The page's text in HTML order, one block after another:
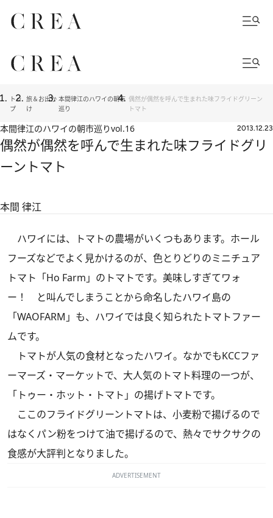
トッ
プ
旅＆お出か
け
本間律江のハワイの朝市
巡り
偶然が偶然を呼んで生まれた味フライドグリーン
トマト
本間律江のハワイの朝市巡りvol.16 2013.12.23
偶然が偶然を呼んで生まれた味フライドグリ
ーントマト
本間 律江
ハワイには、トマトの農場がいくつもあります。ホール
フーズなどでよく見かけるのが、色とりどりのミニチュア
トマト「Ho Farm」のトマトです。美味しすぎてワォ
ー！ と叫んでしまうことから命名したハワイ島の
「WAOFARM」も、ハワイでは良く知られたトマトファー
ムです。
トマトが人気の食材となったハワイ。なかでもKCCファ
ーマーズ・マーケットで、大人気のトマト料理の一つが、
「トゥー・ホット・トマト」の揚げトマトです。
ここのフライドグリーントマトは、小麦粉で揚げるので
はなくパン粉をつけて油で揚げるので、熱々でサクサクの
食感が大評判となりました。
ADVERTISEMENT